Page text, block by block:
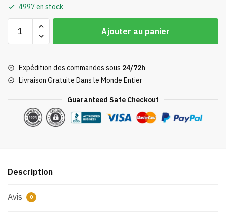
4997 en stock
Câlin
Mei
Ajouter au panier
Expédition des commandes sous 24/72h
Livraison Gratuite Dans le Monde Entier
Guaranteed Safe Checkout
Description
Avis 0